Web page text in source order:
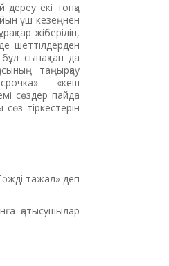
екі топқа
үш кезеңнен
жіберіліп,
шеттілдерден
сынақтан да
таңырқау
– «кеш
сөздер пайда
тіркестерін
тажал» деп
қатысушылар